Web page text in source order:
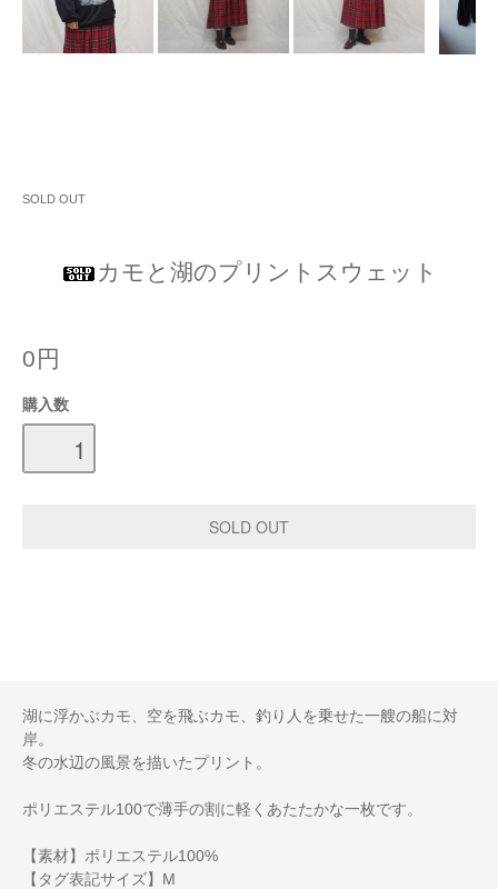
SOLD OUT
カモと湖のプリントスウェット
0円
購入数
湖に浮かぶカモ、空を飛ぶカモ、釣り人を乗せた一艘の船に対
岸。
冬の水辺の風景を描いたプリント。
ポリエステル100で薄手の割に軽くあたたかな一枚です。
【素材】ポリエステル100%
【タグ表記サイズ】M